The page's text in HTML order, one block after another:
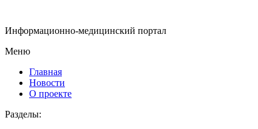
Информационно-медицинский портал
Меню
Главная
Новости
О проекте
Разделы: